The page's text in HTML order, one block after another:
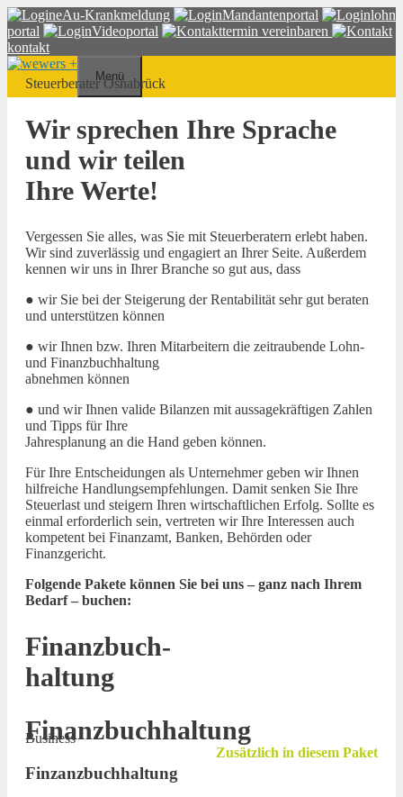
Springe
zum
Inhalt
eAu-Krankmeldung Mandantenportal
lohn
portal
Videoportal
termin vereinbaren
kontakt
Menü
Steuerberater Osnabrück
Wir sprechen Ihre Sprache
und wir teilen
Ihre Werte!
Vergessen Sie alles, was Sie mit Steuerberatern erlebt haben.
Wir sind zuverlässig und engagiert an Ihrer Seite. Außerdem
kennen wir uns in Ihrer Branche so gut aus, dass
● wir Sie bei der Steigerung der Rentabilität sehr gut beraten
und unterstützen können
● wir Ihnen bzw. Ihren Mitarbeitern die zeitraubende Lohn-
und Finanzbuchhaltung
abnehmen können
● und wir Ihnen valide Bilanzen mit aussagekräftigen Zahlen
und Tipps für Ihre
Jahresplanung an die Hand geben können.
Für Ihre Entscheidungen als Unternehmer geben wir Ihnen
hilfreiche Handlungsempfehlungen. Damit senken Sie Ihre
Steuerlast und steigern Ihren wirtschaftlichen Erfolg. Sollte es
einmal erforderlich sein, vertreten wir Ihre Interessen auch
kompetent bei Finanzamt, Banken, Behörden oder
Finanzgericht.
Folgende Pakete können Sie bei uns – ganz nach Ihrem
Bedarf – buchen:
Finanzbuch-
haltung
Finanzbuchhaltung
Zusätzlich in diesem Paket
Business
Finzanzbuchhaltung